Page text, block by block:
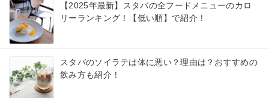
【2025年最新】スタバの全フードメニューのカロ
リーランキング！【低い順】で紹介！
スタバのソイラテは体に悪い？理由は？おすすめの
飲み方も紹介！